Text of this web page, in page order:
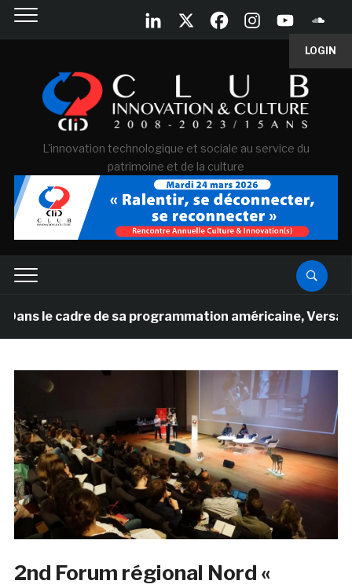
LOGIN
L'innovation technologique et sociale au service du
patrimoine et de la culture
de sa programmation américaine, Versailles
2nd Forum régional Nord «